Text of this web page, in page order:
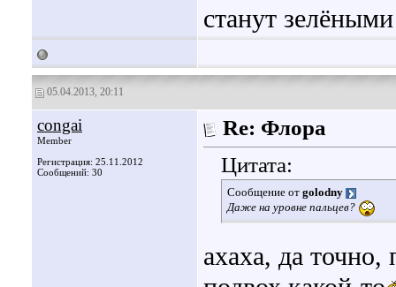
станут
05.04.2013, 20:11
congai
Member
Регистрация: 25.11.2012
Сообщений: 30
Re: Флора
Цитата:
Сообщение от golodny
Даже на уровне пальцев?
ахаха, да